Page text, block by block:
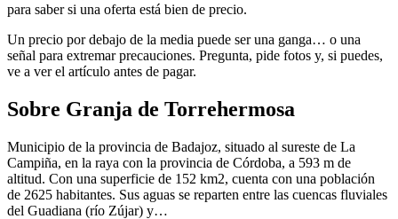
para saber si una oferta está bien de precio.
Un precio por debajo de la media puede ser una ganga… o una
señal para extremar precauciones. Pregunta, pide fotos y, si puedes,
ve a ver el artículo antes de pagar.
Sobre Granja de Torrehermosa
Municipio de la provincia de Badajoz, situado al sureste de La
Campiña, en la raya con la provincia de Córdoba, a 593 m de
altitud. Con una superficie de 152 km2, cuenta con una población
de 2625 habitantes. Sus aguas se reparten entre las cuencas fluviales
del Guadiana (río Zújar) y…